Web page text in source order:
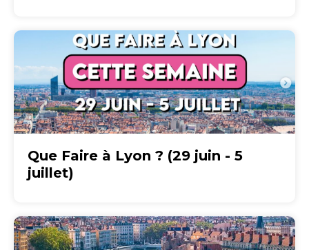
Que Faire à Lyon ? (29 juin - 5
juillet)